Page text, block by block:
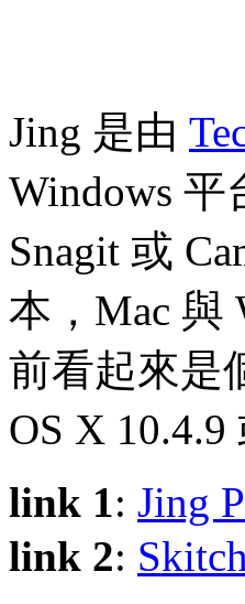
Jing 是由
Windows
Snagit 或
本，Mac 與
前看起來是
OS X
link 1: Jing
link 2: